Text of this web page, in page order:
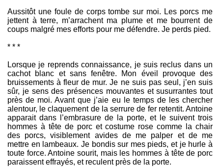
Aussitôt une foule de corps tombe sur moi. Les porcs me
jettent à terre, m’arrachent ma plume et me bourrent de
coups malgré mes efforts pour me défendre. Je perds pied.
* * *
Lorsque je reprends connaissance, je suis reclus dans un
cachot blanc et sans fenêtre. Mon éveil provoque des
bruissements à fleur de mur. Je ne suis pas seul, j’en suis
sûr, je sens des présences mouvantes et susurrantes tout
près de moi. Avant que j’aie eu le temps de les chercher
alentour, le claquement de la serrure de fer retentit. Antoine
apparait dans l’embrasure de la porte, et le suivent trois
hommes à tête de porc et costume rose comme la chair
des porcs, visiblement avides de me palper et de me
mettre en lambeaux. Je bondis sur mes pieds, et je hurle à
toute force. Antoine sourit, mais les hommes à tête de porc
paraissent effrayés, et reculent près de la porte.